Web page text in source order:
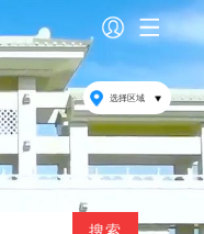
选择区域